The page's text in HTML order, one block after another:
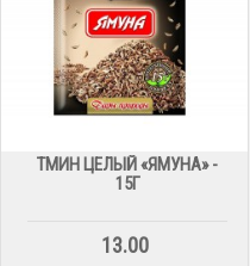
ТМИН ЦЕЛЫЙ «ЯМУНА» -
15Г
13.00